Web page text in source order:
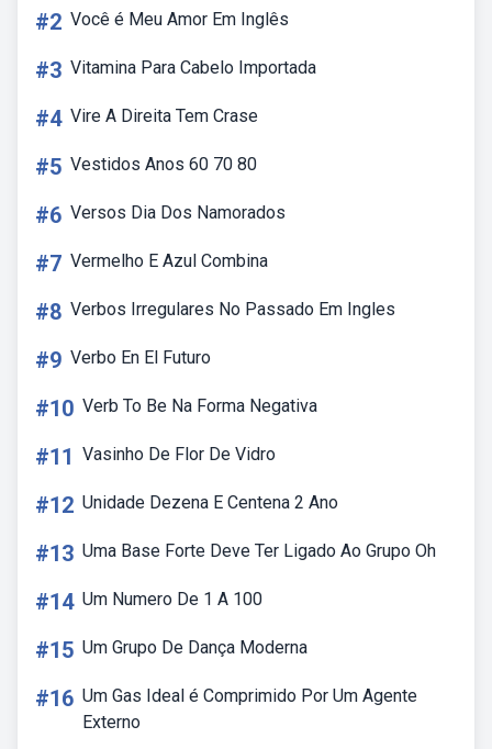
#2 Você é Meu Amor Em Inglês
#3 Vitamina Para Cabelo Importada
#4 Vire A Direita Tem Crase
#5 Vestidos Anos 60 70 80
#6 Versos Dia Dos Namorados
#7 Vermelho E Azul Combina
#8 Verbos Irregulares No Passado Em Ingles
#9 Verbo En El Futuro
#10 Verb To Be Na Forma Negativa
#11 Vasinho De Flor De Vidro
#12 Unidade Dezena E Centena 2 Ano
#13 Uma Base Forte Deve Ter Ligado Ao Grupo Oh
#14 Um Numero De 1 A 100
#15 Um Grupo De Dança Moderna
#16 Um Gas Ideal é Comprimido Por Um Agente
Externo